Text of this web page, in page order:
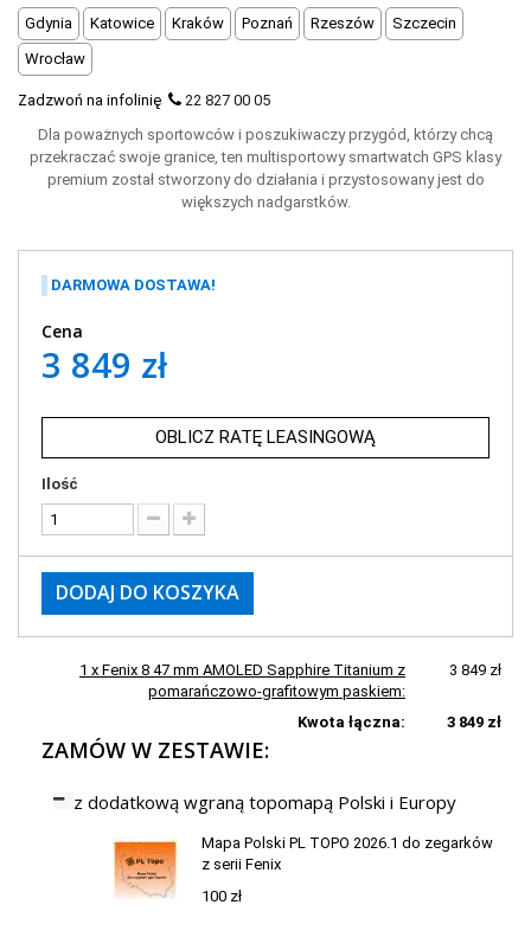
Gdynia Katowice Kraków Poznań Rzeszów
Szczecin
Wrocław
Zadzwoń na infolinię
22 827 00 05
Dla poważnych sportowców i poszukiwaczy przygód, którzy chcą
przekraczać swoje granice, ten multisportowy smartwatch GPS klasy
premium został stworzony do działania i przystosowany jest do
większych nadgarstków.
DARMOWA DOSTAWA!
Cena
3 849 zł
OBLICZ RATĘ LEASINGOWĄ
Ilość
DODAJ DO KOSZYKA
1 x Fenix 8 47 mm AMOLED Sapphire Titanium z
pomarańczowo-grafitowym paskiem:
3 849 zł
Kwota łączna: 3 849 zł
ZAMÓW W ZESTAWIE:
z dodatkową wgraną topomapą Polski i Europy
Mapa Polski PL TOPO 2026.1 do zegarków
z serii Fenix
100 zł